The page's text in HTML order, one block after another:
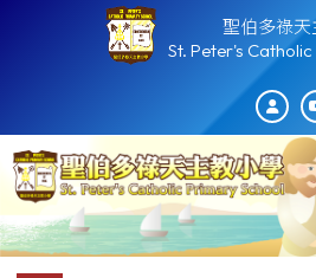
聖伯多祿
St. Peter's